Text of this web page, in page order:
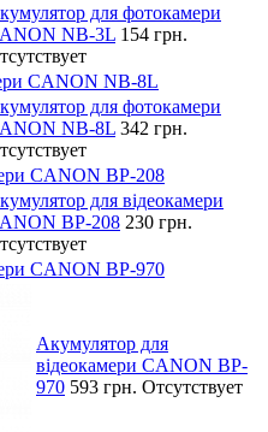
для фотокамери
NB-3L 154 грн.
CANON NB-8L
для фотокамери
NB-8L 342 грн.
CANON BP-208
для відеокамери
BP-208 230 грн.
CANON BP-970
Акумулятор для
відеокамери CANON BP-
970 593 грн. Отсутствует